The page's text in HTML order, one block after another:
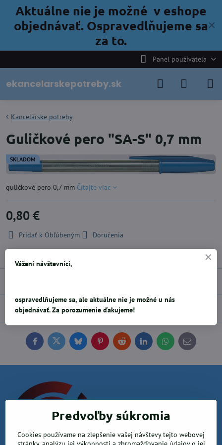
✕
Aktuálne nie je možné v eshope
objednávať. Ospravedlňujeme sa
za to.
Panel používateľa
ekancelarskepotreby.sk
SKLADOM
Kancelárske potreby
Guličkové pero "SA-S" 0,7 mm
guličkové pero 0,7 mm Čítajte viac
0,80 €
Pridať k Obľúbeným
Doručenia
Výrobca:
Diskusia 0
FacebookTwitterBlueskyPinterestReddit LinkedInWhatsApp
E-
mail
Predvoľby súkromia
Cookies používame na zlepšenie vašej návštevy tejto webovej
Vážení návštevníci,
ospravedlňujeme sa, ale aktuálne nie je možné u nás
objednávať. Za porozumenie ďakujeme!